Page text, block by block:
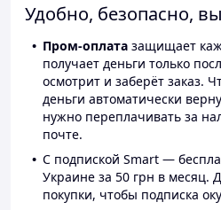
Удобно, безопасно,
Пром-оплата защищает
получает деньги только
осмотрит и заберёт заказ.
деньги автоматически
нужно переплачивать за
почте.
С подпиской Smart —
Украине за 50 грн в месяц.
покупки, чтобы подписка